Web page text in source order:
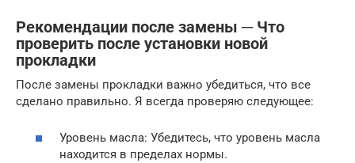
Рекомендации после замены ─ Что
проверить после установки новой
прокладки
После замены прокладки важно убедиться, что все
сделано правильно. Я всегда проверяю следующее:
Уровень масла: Убедитесь, что уровень масла
находится в пределах нормы.